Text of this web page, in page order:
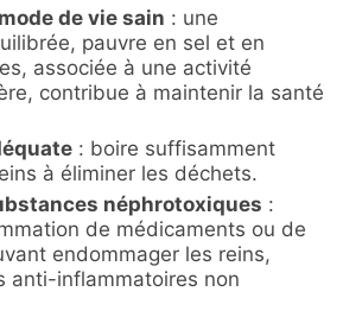
de vie sain : une
pauvre en sel et en
associée à une activité
contribue à maintenir la santé
équate : boire suffisamment
à éliminer les déchets.
néphrotoxiques :
de médicaments ou de
endommager les reins,
anti-inflammatoires non